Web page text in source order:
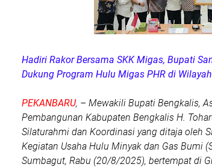
Hadiri Rakor Bersama SKK Migas, Bupati
Dukung Program Hulu Migas PHR di
PEKANBARU, – Mewakili Bupati Bengkalis,
Pembangunan Kabupaten Bengkalis H.
Silaturahmi dan Koordinasi yang ditaja oleh
Kegiatan Usaha Hulu Minyak dan Gas Bumi
Sumbagut, Rabu (20/8/2025), bertempat di